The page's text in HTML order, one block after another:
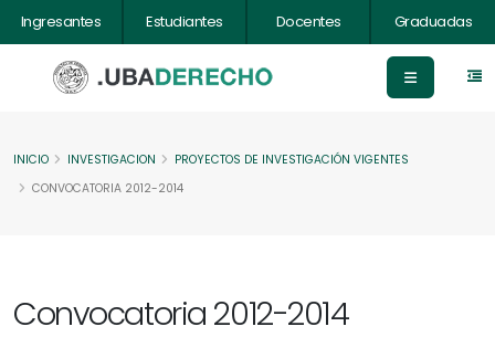
Ingresantes Estudiantes Docentes Graduadas
INICIO INVESTIGACION
PROYECTOS DE INVESTIGACIÓN VIGENTES
CONVOCATORIA 2012-2014
Convocatoria 2012-2014